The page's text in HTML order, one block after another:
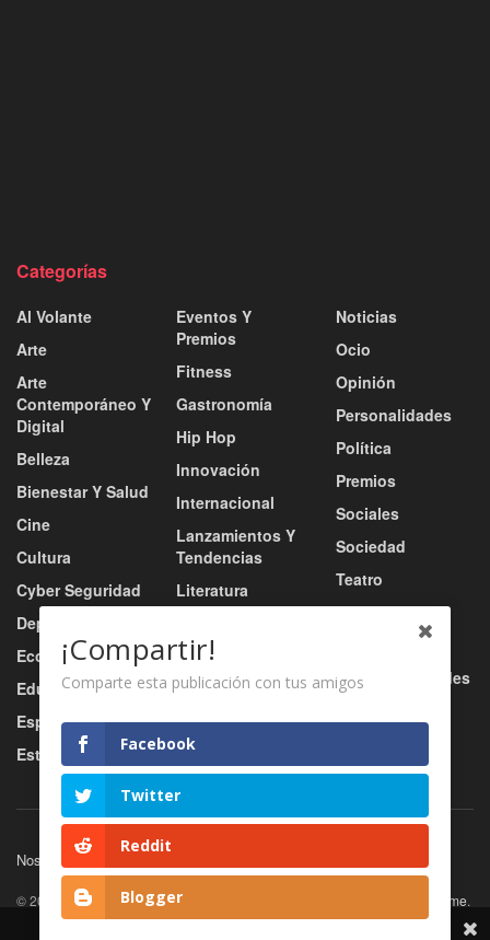
Categorías
Al Volante
Arte
Arte
Contemporáneo Y
Digital
Belleza
Bienestar Y Salud
Cine
Cultura
Cyber Seguridad
Deportes
Economía
Educación
Esports
Estilo De Vida
Eventos Y
Premios
Fitness
Gastronomía
Hip Hop
Innovación
Internacional
Lanzamientos Y
Tendencias
Literatura
Música
Música Urbana
Nacional
Negocio
Noticias
Ocio
Opinión
Personalidades
Política
Premios
Sociales
Sociedad
Teatro
Tecnología
Tv / Radio / Redes
Nosotros
© 2026 JNews - Premium WordPress news & magazine theme by Jegtheme.
¡Compartir!
Comparte esta publicación con tus amigos
Facebook
Twitter
Reddit
Blogger